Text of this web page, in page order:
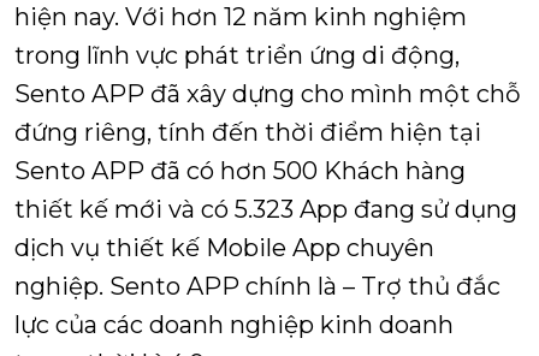
hiện nay. Với hơn 12 năm kinh nghiệm
trong lĩnh vực phát triển ứng di động,
Sento APP đã xây dựng cho mình một chỗ
đứng riêng, tính đến thời điểm hiện tại
Sento APP đã có hơn 500 Khách hàng
thiết kế mới và có 5.323 App đang sử dụng
dịch vụ thiết kế Mobile App chuyên
nghiệp. Sento APP chính là – Trợ thủ đắc
lực của các doanh nghiệp kinh doanh